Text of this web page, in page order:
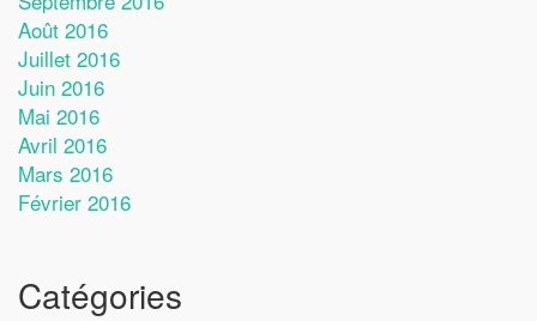
Août 2016
Juillet 2016
Juin 2016
Mai 2016
Avril 2016
Mars 2016
Février 2016
Catégories